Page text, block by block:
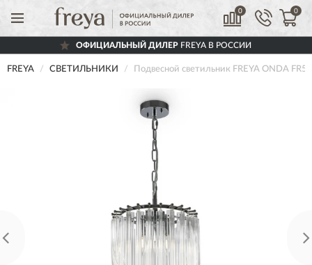
0 0
ОФИЦИАЛЬНЫЙ ДИЛЕРFREYA В РОССИИ
FREYA СВЕТИЛЬНИКИ Подвесной светильник FREYA ONDA